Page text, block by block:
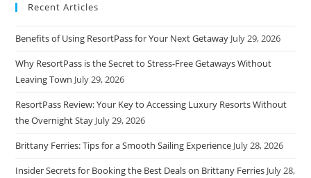
Recent Articles
Benefits of Using ResortPass for Your Next Getaway July 29, 2026
Why ResortPass is the Secret to Stress-Free Getaways Without
Leaving Town July 29, 2026
ResortPass Review: Your Key to Accessing Luxury Resorts Without
the Overnight Stay July 29, 2026
Brittany Ferries: Tips for a Smooth Sailing Experience July 28, 2026
Insider Secrets for Booking the Best Deals on Brittany Ferries July 28,